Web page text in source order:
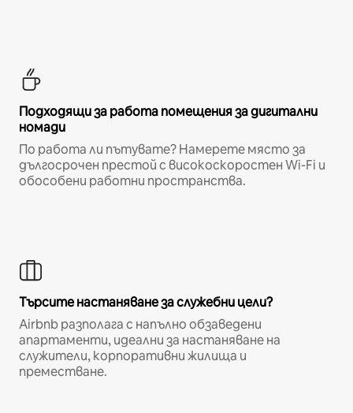
Подходящи за работа помещения за дигитални
номади
По работа ли пътувате? Намерете място за
дългосрочен престой с високоскоростен Wi-Fi и
обособени работни пространства.
Търсите настаняване за служебни цели?
Airbnb разполага с напълно обзаведени
апартаменти, идеални за настаняване на
служители, корпоративни жилища и
преместване.